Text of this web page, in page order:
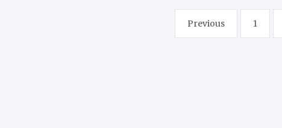
Previous 1